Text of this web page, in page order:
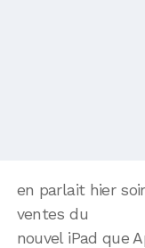
en parlait hier
ventes du
nouvel iPad que